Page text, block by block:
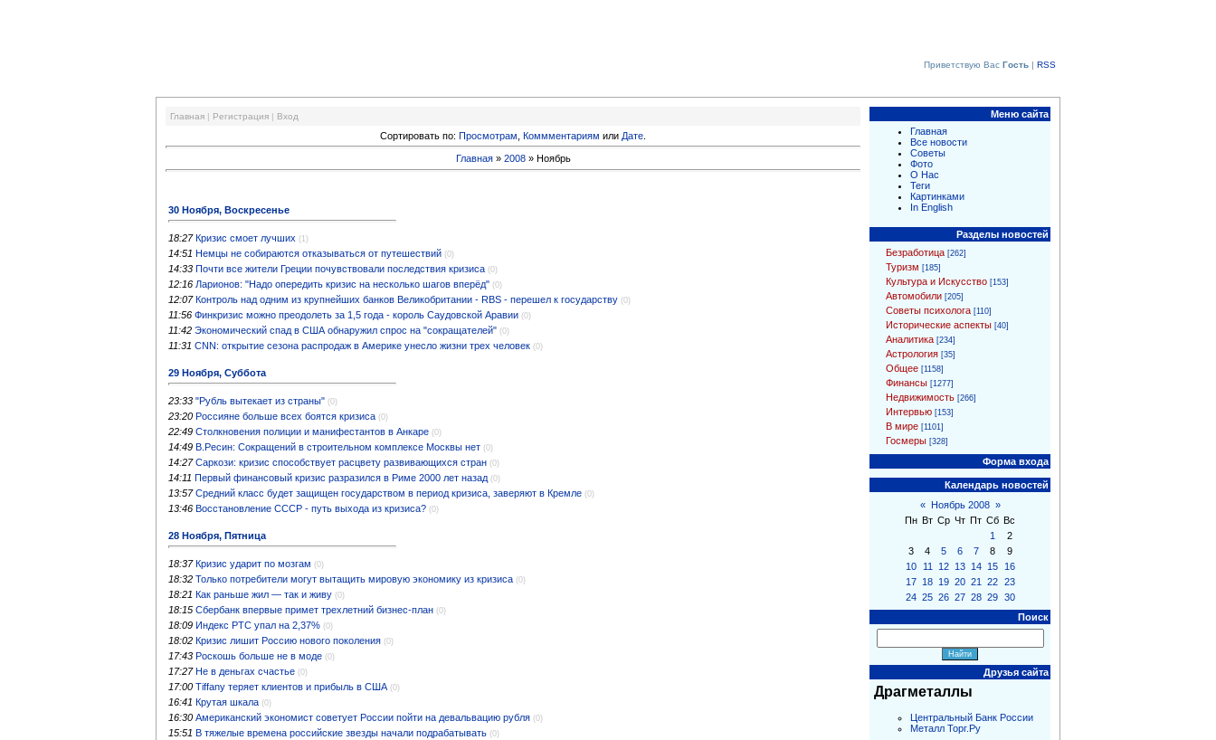
Приветствую Вас Гость | RSS
Главная | Регистрация | Вход
Сортировать по: Просмотрам Коммментариям или Дате
Главная» 2008 » Ноябрь
30 Ноября, Воскресенье
18:27 Кризис смоет лучших (1)
14:51 Немцы не собираются отказываться от путешествий (0)
14:33 Почти все жители Греции почувствовали последствия кризиса (0)
12:16 Ларионов: "Надо опередить кризис на несколько шагов вперёд" (0)
12:07 Контроль над одним из крупнейших банков Великобритании - RBS - перешел к государству (0)
11:56 Финкризис можно преодолеть за 1,5 года - король Саудовской Аравии (0)
11:42 Экономический спад в США обнаружил спрос на "сокращателей" (0)
11:31 CNN: открытие сезона распродаж в Америке унесло жизни трех человек (0)
29 Ноября, Суббота
23:33 "Рубль вытекает из страны" (0)
23:20 Россияне больше всех боятся кризиса (0)
22:49 Столкновения полиции и манифестантов в Анкаре (0)
14:49 В.Ресин: Сокращений в строительном комплексе Москвы нет (0)
14:27 Саркози: кризис способствует расцвету развивающихся стран (0)
14:11 Первый финансовый кризис разразился в Риме 2000 лет назад (0)
13:57 Средний класс будет защищен государством в период кризиса, заверяют в Кремле (0)
13:46 Восстановление СССР - путь выхода из кризиса? (0)
28 Ноября, Пятница
18:37 Кризис ударит по мозгам (0)
18:32 Только потребители могут вытащить мировую экономику из кризиса (0)
18:21 Как раньше жил — так и живу (0)
18:15 Сбербанк впервые примет трехлетний бизнес-план (0)
18:09 Индекс РТС упал на 2,37% (0)
18:02 Кризис лишит Россию нового поколения (0)
17:43 Роскошь больше не в моде (0)
17:27 Не в деньгах счастье (0)
17:00 Tiffany теряет клиентов и прибыль в США (0)
16:41 Крутая шкала (0)
16:30 Американский экономист советует России пойти на девальвацию рубля (0)
15:51 В тяжелые времена российские звезды начали подрабатывать (0)
Меню сайта
Главная
Все новости
Советы
Фото
О Нас
Теги
Картинками
In English
Разделы новостей
Безработица [262]
Туризм [185]
Культура и Искусство [153]
Автомобили [205]
Советы психолога [110]
Исторические аспекты [40]
Аналитика [234]
Астрология [35]
Общее [1158]
Финансы [1277]
Недвижимость [266]
Интервью [153]
В мире [1101]
Госмеры [328]
Форма входа
Календарь новостей
«
Ноябрь 2008 »
Пн Вт Ср Чт Пт Сб Вс
1
2
3
4 5 6 7 8
9
10
11 12 13 14 15
16
17 18 19 20 21 22 23
24 25 26 27 28 29 30
Поиск
Друзья сайта
Драгметаллы
Центральный Банк России
Металл Торг.Ру